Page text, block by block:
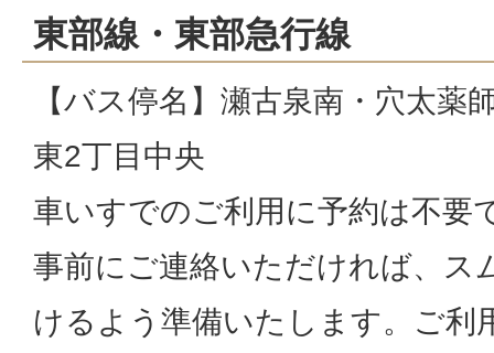
東部線・東部急行線
【バス停名】瀬古泉南・穴太薬
東2丁目中央
車いすでのご利用に予約は不要
事前にご連絡いただければ、ス
けるよう準備いたします。ご利